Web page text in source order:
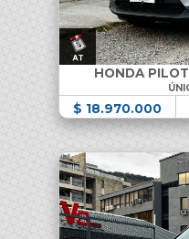
HONDA
$ 18.970.000